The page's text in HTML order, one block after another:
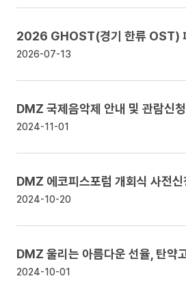
2026-07-13
DMZ 국제음악제 안내 및 관람신청
2024-11-01
DMZ 에코피스포럼 개회식 사전신
2024-10-20
DMZ 울리는 아름다운 선율, 탄약
2024-10-01